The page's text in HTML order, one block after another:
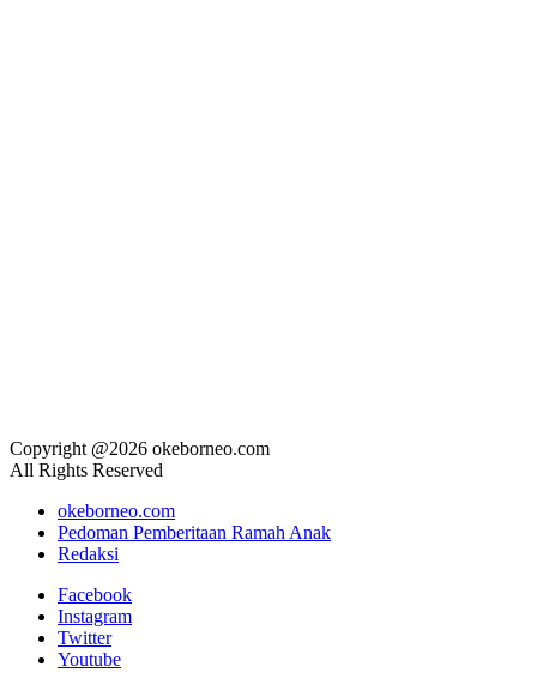
Copyright @2026 okeborneo.com
All Rights Reserved
okeborneo.com
Pedoman Pemberitaan Ramah Anak
Redaksi
Facebook
Instagram
Twitter
Youtube